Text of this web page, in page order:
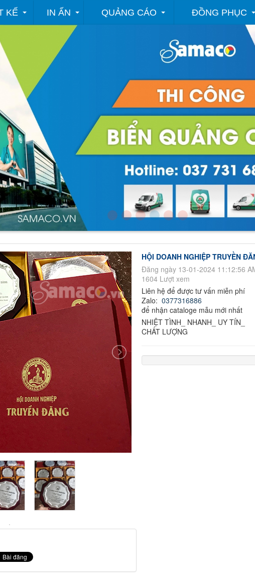
KẾ IN ẤN QUẢNG CÁO ĐỒNG PHỤC
HỘI DOANH NGHIỆP TRUYỀN
Đăng ngày 13-01-2024 11:12:56
1604 Lượt xem
Liên hệ để được tư vấn miễn phí
Zalo: 0377316886
để nhận cataloge mẫu mới nhất
NHIỆT TÌNH_ NHANH_ UY TÍN_
CHẤT LƯỢNG